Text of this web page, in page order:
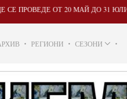
ОТ 20 МАЙ ДО 31 ЮЛИ 2026 Г.
РЕГИОНИ СЕЗОНИ